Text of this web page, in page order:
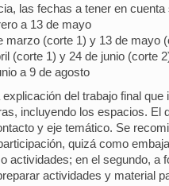
las fechas a tener en
a 13 de mayo
marzo (corte 1) y 13 de mayo
(corte 1) y 24 de junio (corte
a 9 de agosto
del trabajo final
incluyendo los espacios.
y eje temático. Se
quizá como
actividades; en el segundo,
actividades y material